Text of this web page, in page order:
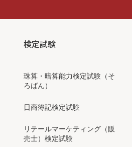
検定試験
珠算・暗算能力検定試験（そ
ろばん）
日商簿記検定試験
リテールマーケティング（販
売士）検定試験